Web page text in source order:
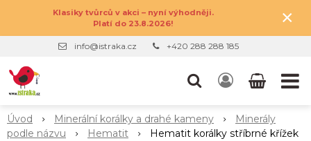
Klasiky tvůrců v akci – nyní výhodněji.
Platí do 23.8.2026!
×
info@istraka.cz +420 288 288 185
Úvod Minerální korálky a drahé kameny
Minerály
podle názvu
Hematit
Hematit korálky stříbrné křížek